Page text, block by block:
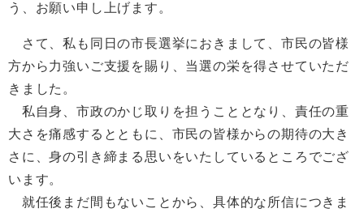
う、お願い申し上げます。
さて、私も同日の市長選挙におきまして、市民の皆様
方から力強いご支援を賜り、当選の栄を得させていただ
きました。
私自身、市政のかじ取りを担うこととなり、責任の重
大さを痛感するとともに、市民の皆様からの期待の大き
さに、身の引き締まる思いをいたしているところでござ
います。
就任後まだ間もないことから、具体的な所信につきま